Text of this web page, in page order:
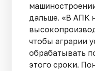
дальше. «В АПК
чтобы аграрии
обрабатывать
этого сроки.